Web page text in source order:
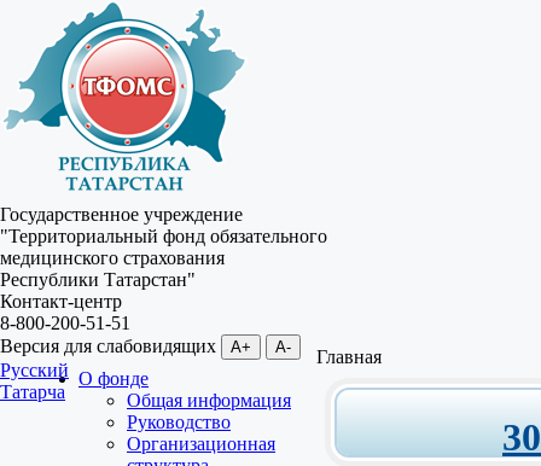
Государственное учреждение
"Территориальный фонд обязательного
медицинского страхования
Республики Татарстан"
Контакт-центр
8-800-200-51-51
Версия для слабовидящих
A+ A-
Русский
Татарча
О фонде
Общая информация
Руководство
Организационная
Главная